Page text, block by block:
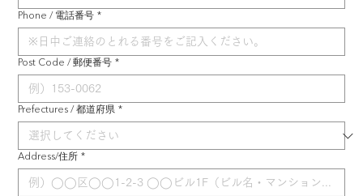
Phone / 電話番号 *
Post Code / 郵便番号 *
Prefectures / 都道府県 *
Address/住所 *